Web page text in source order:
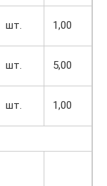
шт. 1,00
шт. 5,00
шт. 1,00